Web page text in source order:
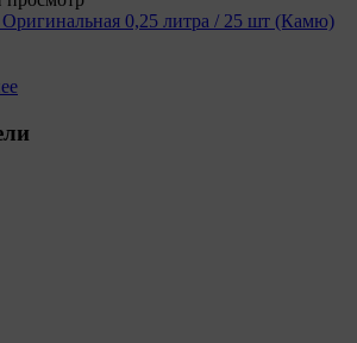
0,25 литра / 25 шт (Камю)